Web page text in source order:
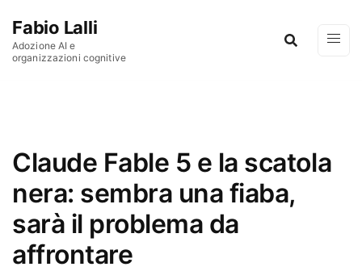
Fabio Lalli
Adozione AI e
organizzazioni cognitive
Claude Fable 5 e la scatola
nera: sembra una fiaba,
sarà il problema da
affrontare